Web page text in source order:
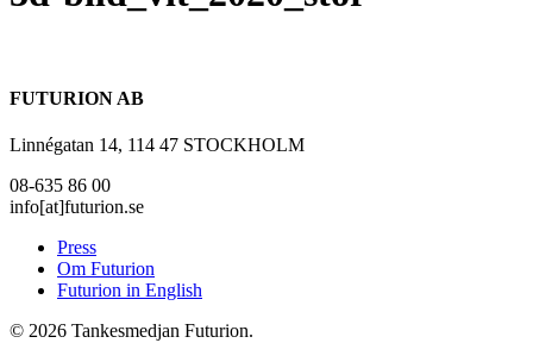
FUTURION AB
Linnégatan 14, 114 47 STOCKHOLM
08-635 86 00
info[at]futurion.se
Press
Om Futurion
Futurion in English
© 2026 Tankesmedjan Futurion.